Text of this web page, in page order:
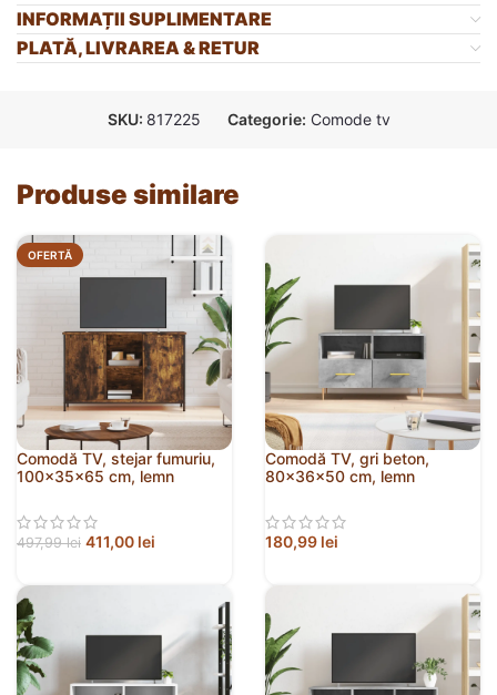
INFORMAȚII SUPLIMENTARE
PLATĂ, LIVRAREA & RETUR
SKU: 817225 Categorie: Comode tv
Produse similare
OFERTĂ
Comodă TV, stejar fumuriu,
100x35x65 cm, lemn
497,99lei 411,00 lei
Comodă TV, gri beton,
80x36x50 cm, lemn
180,99 lei